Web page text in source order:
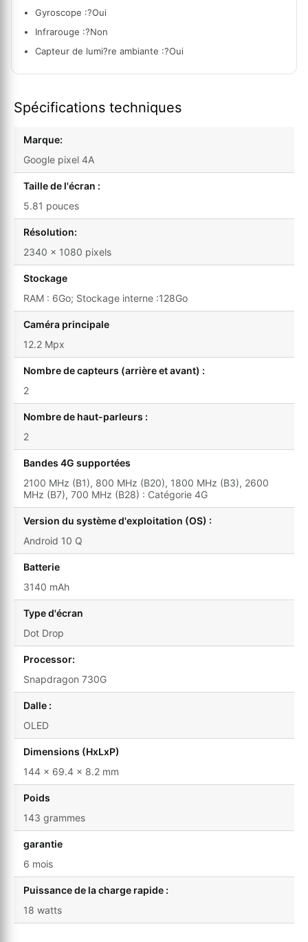
Gyroscope :?Oui
Infrarouge :?Non
Capteur de lumi?re ambiante :?Oui
Spécifications techniques
Marque:
Google pixel 4A
Taille de l'écran :
5.81 pouces
Résolution:
2340 x 1080 pixels
Stockage
RAM : 6Go; Stockage interne :128Go
Caméra principale
12.2 Mpx
Nombre de capteurs (arrière et avant) :
2
Nombre de haut-parleurs :
2
Bandes 4G supportées
2100 MHz (B1), 800 MHz (B20), 1800 MHz (B3), 2600
MHz (B7), 700 MHz (B28) : Catégorie 4G
Version du système d'exploitation (OS) :
Android 10 Q
Batterie
3140 mAh
Type d'écran
Dot Drop
Processor:
Snapdragon 730G
Dalle :
OLED
Dimensions (HxLxP)
144 x 69.4 x 8.2 mm
Poids
143 grammes
garantie
6 mois
Puissance de la charge rapide :
18 watts